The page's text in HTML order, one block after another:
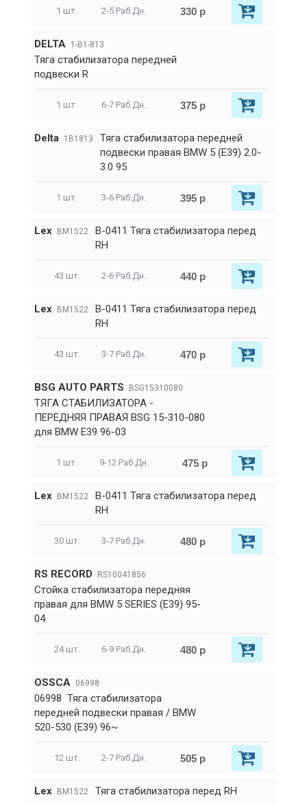
1 шт. 2-5 Раб.Дн. 330 р
DELTA 1-B1-813
Тяга стабилизатора передней
подвески R
1 шт. 6-7 Раб.Дн. 375 р
Delta 1B1813
Тяга стабилизатора передней
подвески правая BMW 5 (E39) 2.0-
3.0 95
1 шт. 3-6 Раб.Дн. 395 р
Lex BM1522
B-0411 Тяга стабилизатора перед
RH
43 шт. 2-6 Раб.Дн. 440 р
Lex BM1522
B-0411 Тяга стабилизатора перед
RH
43 шт. 3-7 Раб.Дн. 470 р
BSG AUTO PARTS BSG15310080
ТЯГА СТАБИЛИЗАТОРА -
ПЕРЕДНЯЯ ПРАВАЯ BSG 15-310-080
для BMW E39 96-03
1 шт. 9-12 Раб.Дн. 475 р
Lex BM1522
B-0411 Тяга стабилизатора перед
RH
30 шт. 3-7 Раб.Дн. 480 р
RS RECORD RS10041856
Стойка стабилизатора передняя
правая для BMW 5 SERIES (E39) 95-
04
24 шт. 6-9 Раб.Дн. 480 р
OSSCA 06998
06998 Тяга стабилизатора
передней подвески правая / BMW
520-530 (E39) 96~
12 шт. 2-7 Раб.Дн. 505 р
Lex BM1522 Тяга стабилизатора перед RH